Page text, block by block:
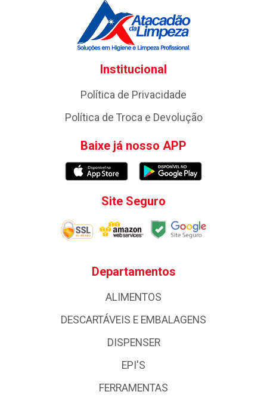
Institucional
Política de Privacidade
Política de Troca e Devolução
Baixe já nosso APP
Site Seguro
Departamentos
ALIMENTOS
DESCARTÁVEIS E EMBALAGENS
DISPENSER
EPI'S
FERRAMENTAS